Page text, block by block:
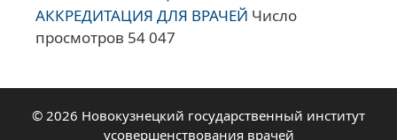
АККРЕДИТАЦИЯ ДЛЯ ВРАЧЕЙ Число
просмотров 54 047
© 2026 Новокузнецкий государственный институт
усовершенствования врачей